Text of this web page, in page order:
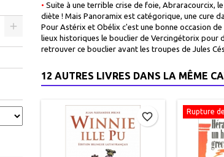
• Suite à une terrible crise de foie, Abraracourcix,
diète ! Mais Panoramix est catégorique, une cure
Pour Astérix et Obélix c'est une bonne occasion
lieux historiques le bouclier de Vercingétorix pour
retrouver ce bouclier avant les troupes de Jules
12 AUTRES LIVRES DANS LA MÊME
favorite_border Rupture